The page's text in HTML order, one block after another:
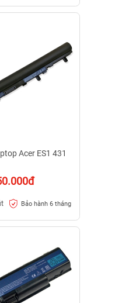
Acer ES1 431
Bảo hành 6 tháng